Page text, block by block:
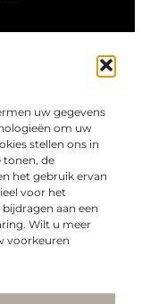
uw gegevens
om uw
stellen ons in
tonen, de
het gebruik ervan
voor het
aan een
Wilt u meer
voorkeuren
en artikelen die
van
dagelijks leven